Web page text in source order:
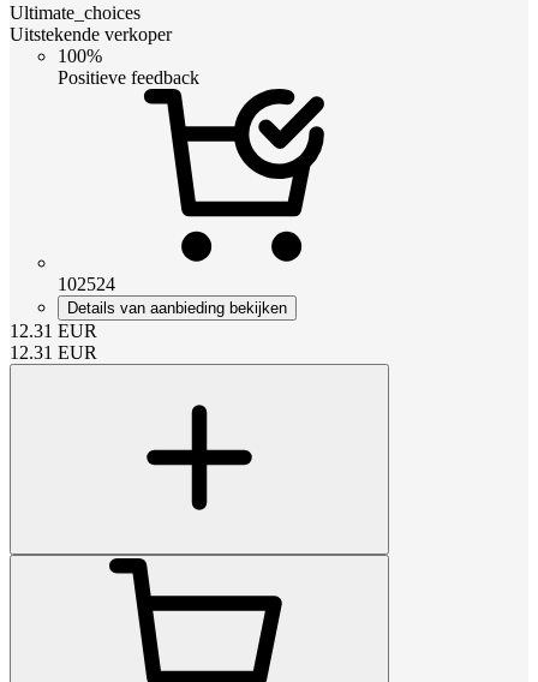
Ultimate_choices
Uitstekende verkoper
100%
Positieve feedback
102524
Details van aanbieding bekijken
12.31 EUR
12.31 EUR